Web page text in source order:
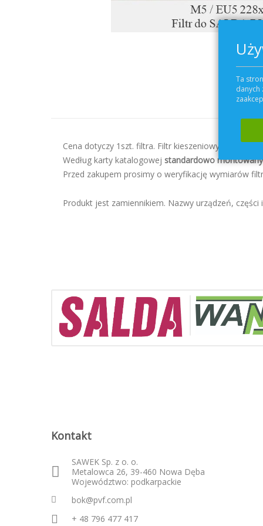
Cena dotyczy 1szt. filtra. Filtr kieszeniowy klasyM5/
Według karty katalogowej standardowo
Przed zakupem prosimy o weryfikację wymiarów
Produkt jest zamiennikiem. Nazwy urządzeń,
Kontakt
SAWEK Sp. z o. o.
Metalowca 26, 39-460 Nowa Dęba
Województwo: podkarpackie
bok@pvf.com.pl
+ 48 796 477 417
Ta
danych